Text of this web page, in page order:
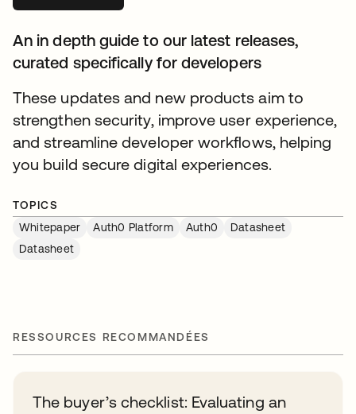
An in depth guide to our latest releases,
curated specifically for developers
These updates and new products aim to
strengthen security, improve user experience,
and streamline developer workflows, helping
you build secure digital experiences.
TOPICS
Whitepaper
Auth0 Platform Auth0
Datasheet
Datasheet
RESSOURCES RECOMMANDÉES
The buyer’s checklist: Evaluating an